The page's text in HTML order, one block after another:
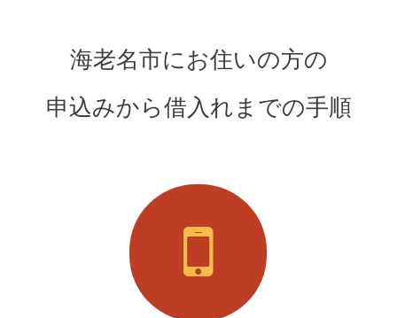
海老名市にお住いの方の
申込みから借入れまでの手順